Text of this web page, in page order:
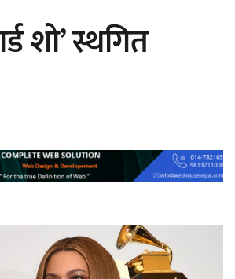
सार्वजनिक
नेपालगञ्जमा पर्खाल भत्किँदा दुई मजदुरको मृत्यु
शो’ स्थगित